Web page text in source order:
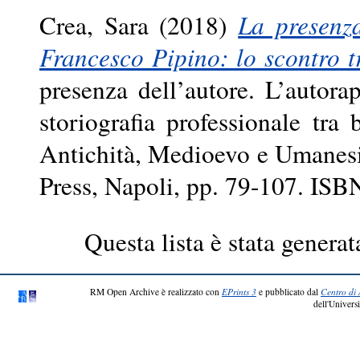
Crea, Sara(2018)La
Francesco Pipino: lo scontro
presenza dell’autore.
storiografia professionale tra
Antichità, Medioevo e
Press, Napoli, pp. 79-107.
Questa lista è stata
RM Open Archive è realizzato con EPrints 3 e pubblicato dal Centro di